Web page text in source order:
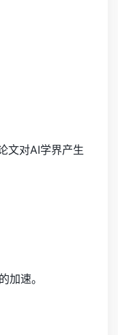
文对AI学界产生
加速。